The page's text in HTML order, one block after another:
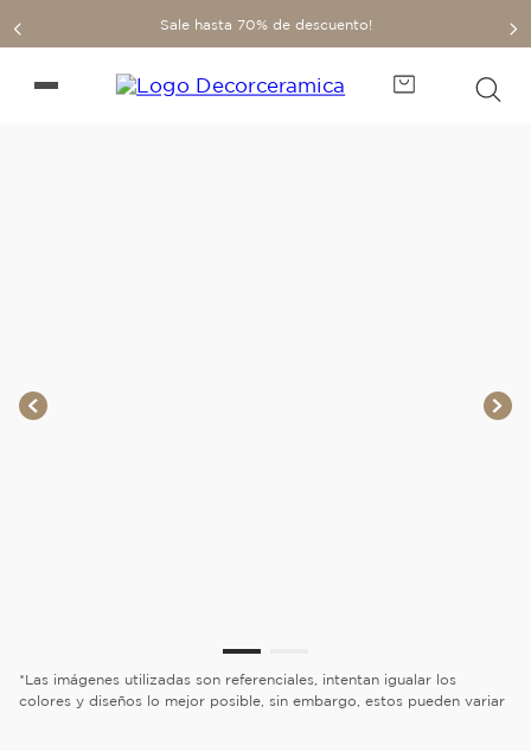
Sale hasta 70% de descuento!
*Las imágenes utilizadas son referenciales, intentan igualar los
colores y diseños lo mejor posible, sin embargo, estos pueden variar